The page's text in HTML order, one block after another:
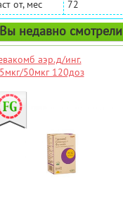
от, мес
72
Вы недавно смотрели
аэр.д/инг.
50мкг 120доз